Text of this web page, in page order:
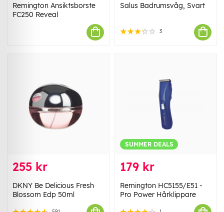
Remington Ansiktsborste
FC250 Reveal
Salus Badrumsvåg, Svart
3
255 kr
DKNY Be Delicious Fresh
Blossom Edp 50ml
SUMMER DEALS
179 kr
Remington HC5155/E51 -
Pro Power Hårklippare